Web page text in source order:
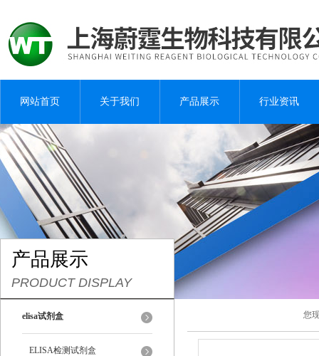
网站首页 关于我们 产品展示 行业资讯
产品展示
PRODUCT DISPLAY
elisa试剂盒
ELISA检测试剂盒
您